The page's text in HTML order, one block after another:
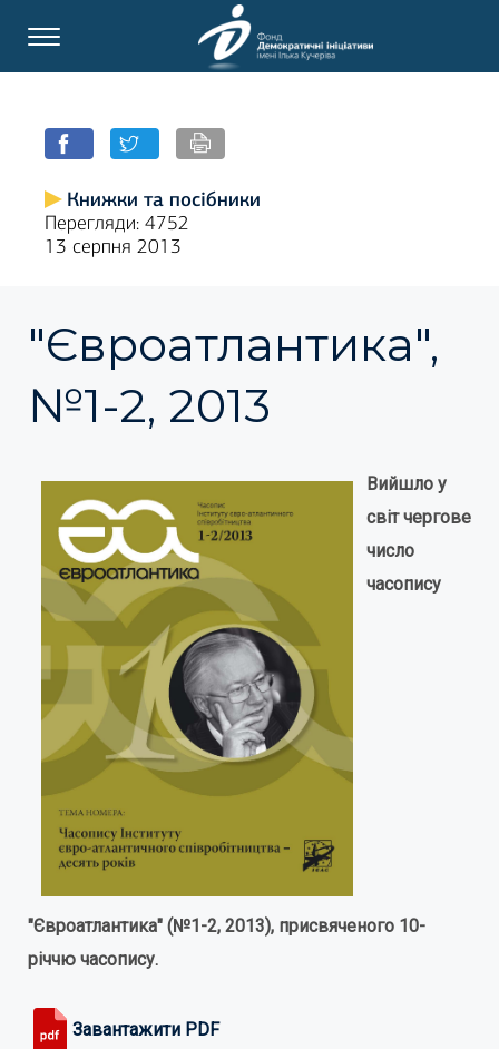
Книжки та посібники
Перегляди: 4752
13 серпня 2013
"Євроатлантика",
№1-2, 2013
Вийшло у
світ чергове
число
часопису
"Євроатлантика" (№1-2, 2013), присвяченого 10-
річчю часопису.
Завантажити PDF